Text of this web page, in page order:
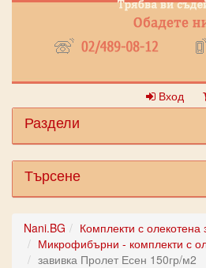
Вход
Раздели
Търсене
Nani.BG
Комплекти с олекотена
Микрофибърни - комплекти с
завивка Пролет Есен 150гр/м2